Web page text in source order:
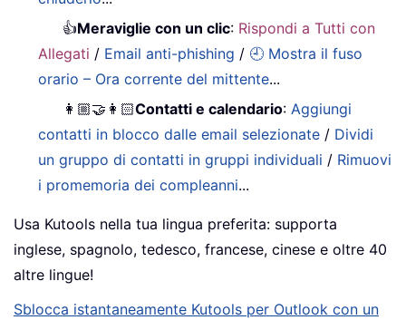
👍Meraviglie con un clic: Rispondi a Tutti con
Allegati / Email anti-phishing / 🕘 Mostra il fuso
orario – Ora corrente del mittente...
👩🏼‍🤝‍👩🏻Contatti e calendario:Aggiungi
contatti in blocco dalle email selezionate / Dividi
un gruppo di contatti in gruppi individuali / Rimuovi
i promemoria dei compleanni...
Usa Kutools nella tua lingua preferita: supporta
inglese, spagnolo, tedesco, francese, cinese e oltre 40
altre lingue!
Sblocca istantaneamente Kutools per Outlook con un